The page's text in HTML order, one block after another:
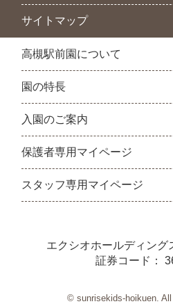
サイトマップ
高槻駅前園について
園の特長
入園のご案内
保護者専用マイページ
スタッフ専用マイページ
エクシオホールディング
証券コード：
© sunrisekids-hoikuen. All